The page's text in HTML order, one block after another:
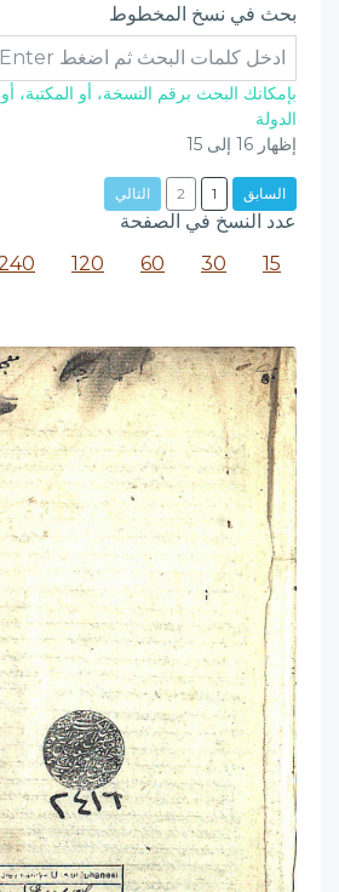
بحث في نسخ المخطوط
بإمكانك البحث برقم النسخة، أو المكتبة، أو
الدولة
إظهار 16 إلى 15
السابق 1
2 التالي
عدد النسخ في الصفحة
15
30
60
120